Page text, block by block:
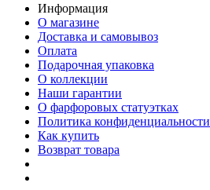
Информация
О магазине
Доставка и самовывоз
Оплата
Подарочная упаковка
О коллекции
Наши гарантии
О фарфоровых статуэтках
Политика конфиденциальности
Как купить
Возврат товара